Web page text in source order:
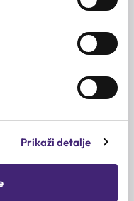
Prikaži detalje
Suha koža
PDRN, Peptidi